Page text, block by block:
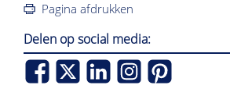
Pagina afdrukken
Delen op social media: